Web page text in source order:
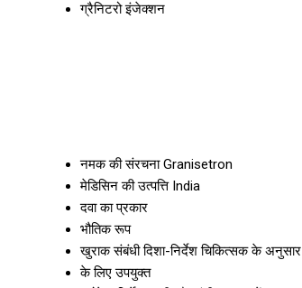
ग्रैनिटरो इंजेक्शन
नमक की संरचना Granisetron
मेडिसिन की उत्पत्ति India
दवा का प्रकार
भौतिक रूप
खुराक संबंधी दिशा-निर्देश चिकित्सक के अनुसार
के लिए उपयुक्त